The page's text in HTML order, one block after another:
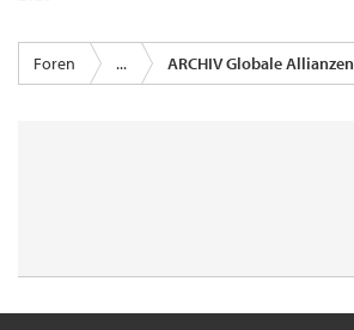
Foren ... ARCHIV Globale Allianzen